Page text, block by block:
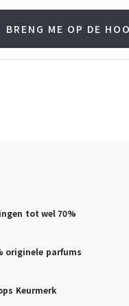
BRENG ME OP DE
tot wel 70%
originele parfums
Keurmerk